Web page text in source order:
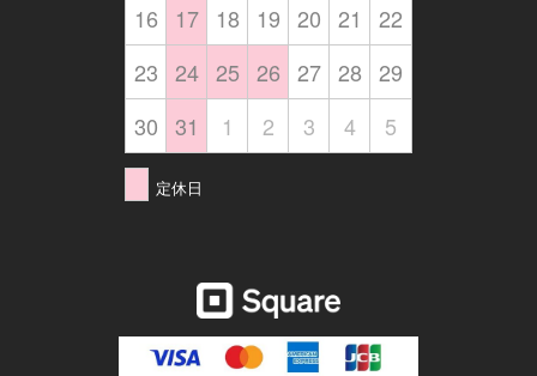
16
17 18 19 20 21
22
23 24 25 26 27 28 29
30 31 1 2 3 4 5
定休日